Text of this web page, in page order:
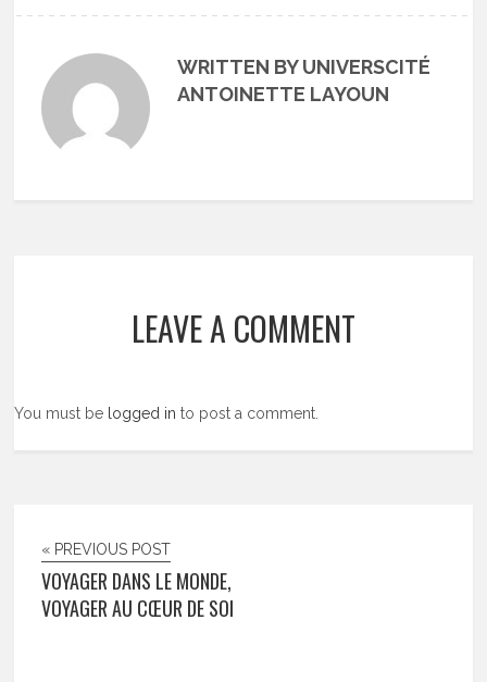
WRITTEN BY UNIVERSCITÉ
ANTOINETTE LAYOUN
LEAVE A COMMENT
You must be logged in to post a comment.
« PREVIOUS POST
VOYAGER DANS LE MONDE,
VOYAGER AU CŒUR DE SOI